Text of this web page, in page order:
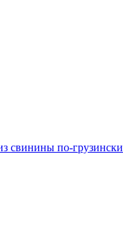
свинины по-грузински